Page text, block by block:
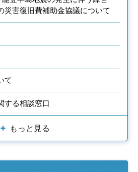
災害復旧費補助金協議について
て
する相談窓口
もっと見る